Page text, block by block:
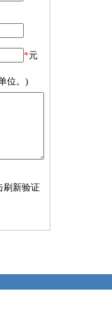
*元
位。)